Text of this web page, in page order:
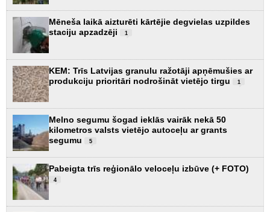
Mēneša laikā aizturēti kārtējie degvielas uzpildes
staciju apzadzēji
1
KEM: Trīs Latvijas granulu ražotāji apņēmušies ar
produkciju prioritāri nodrošināt vietējo tirgu
1
Melno segumu šogad ieklās vairāk nekā 50
kilometros valsts vietējo autoceļu ar grants
segumu
5
Pabeigta trīs reģionālo veloceļu izbūve (+ FOTO)
4